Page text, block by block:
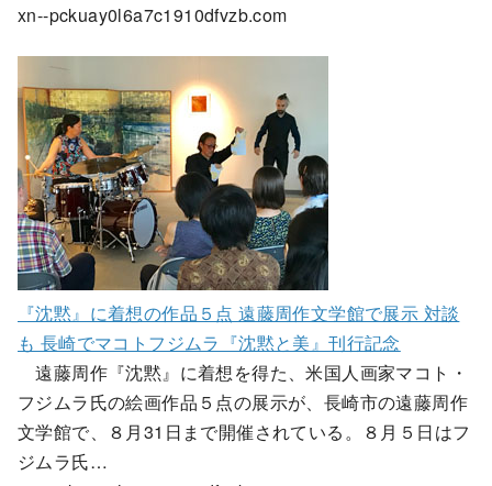
xn--pckuay0l6a7c1910dfvzb.com
『沈黙』に着想の作品５点 遠藤周作文学館で展示 対談
も 長崎でマコトフジムラ『沈黙と美』刊行記念
遠藤周作『沈黙』に着想を得た、米国人画家マコト・
フジムラ氏の絵画作品５点の展示が、長崎市の遠藤周作
文学館で、８月31日まで開催されている。８月５日はフ
ジムラ氏…